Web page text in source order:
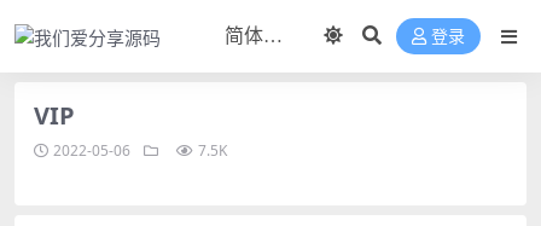
登录
VIP
2022-05-06 7.5K